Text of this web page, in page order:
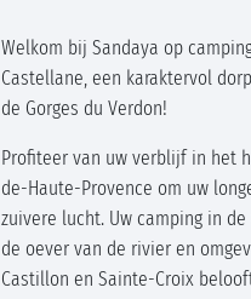
Welkom bij Sandaya op
Castellane, een karaktervol
de Gorges du Verdon!
Profiteer van uw verblijf in het
de-Haute-Provence om uw
zuivere lucht. Uw camping in
de oever van de rivier en
Castillon en Sainte-Croix